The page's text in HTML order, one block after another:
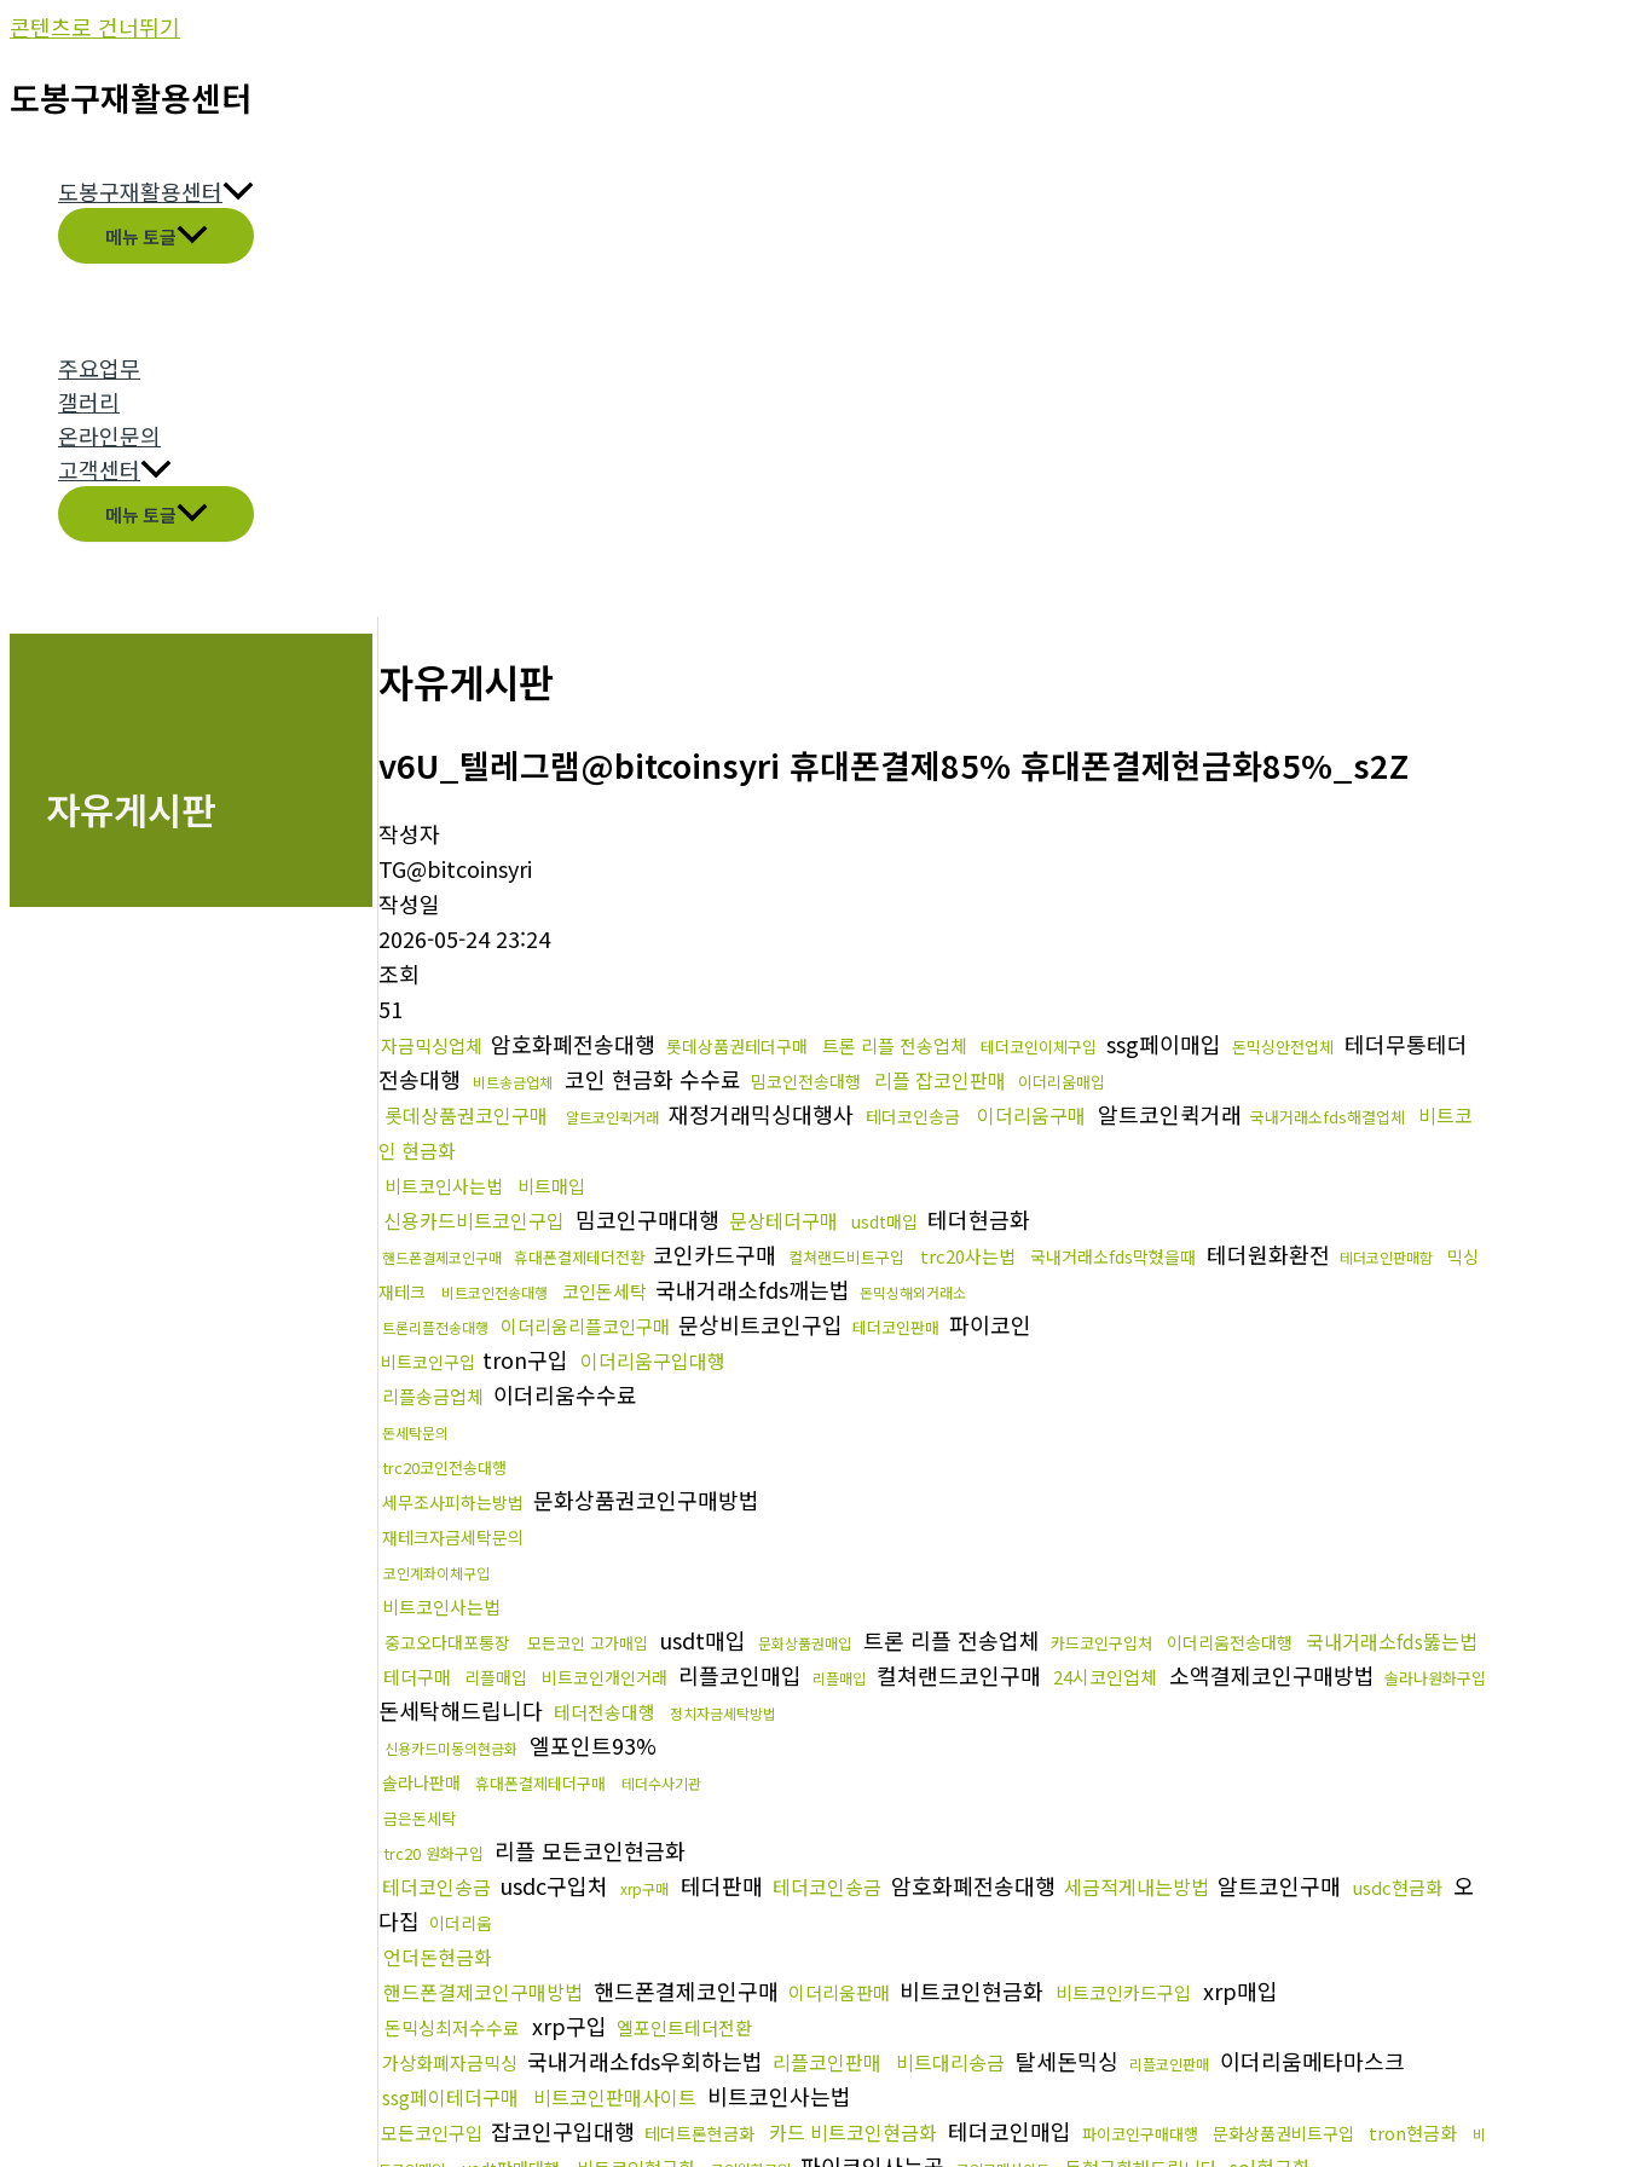
콘텐츠로 건너뛰기
도봉구재활용센터
도봉구재활용센터
메뉴 토글
주요업무
갤러리
온라인문의
고객센터
메뉴 토글
자유게시판
자유게시판
v6U_텔레그램@bitcoinsyri 휴대폰결제85% 휴대폰결제현금화85%_s2Z
작성자
TG@bitcoinsyri
작성일
2026-05-24 23:24
조회
51
자금믹싱업체 암호화폐전송대행 롯데상품권테더구매 트론 리플 전송업체 테더코인이체구입 ssg페이매입 돈믹싱안전업체 테더무통테더
전송대행
비트송금업체 코인 현금화 수수료 밈코인전송대행 리플 잡코인판매 이더리움매입
롯데상품권코인구매 알트코인퀵거래 재정거래믹싱대행사 테더코인송금 이더리움구매 알트코인퀵거래 국내거래소fds해결업체
비트코
인 현금화
비트코인사는법 비트매입
신용카드비트코인구입 밈코인구매대행 문상테더구매 usdt매입 테더현금화
핸드폰결제코인구매 휴대폰결제테더전환 코인카드구매 컬쳐랜드비트구입 trc20사는법 국내거래소fds막혔을때 테더원화환전 테더코인판매함
믹싱
재테크
비트코인전송대행 코인돈세탁 국내거래소fds깨는법
돈믹싱해외거래소
트론리플전송대행
이더리움리플코인구매 문상비트코인구입 테더코인판매 파이코인
비트코인구입 tron구입 이더리움구입대행
리플송금업체 이더리움수수료
돈세탁문의
trc20코인전송대행
세무조사피하는방법 문화상품권코인구매방법
재테크자금세탁문의
코인계좌이체구입
비트코인사는법
중고오다대포통장 모든코인 고가매입 usdt매입 문화상품권매입 트론 리플 전송업체 카드코인구입처 이더리움전송대행 국내거래소fds뚫는법
테더구매 리플매입 비트코인개인거래 리플코인매입 리플매입 컬쳐랜드코인구매 24시코인업체 소액결제코인구매방법 솔라나원화구입
돈세탁해드립니다 테더전송대행
정치자금세탁방법
신용카드미동의현금화
엘포인트93%
솔라나판매 휴대폰결제테더구매 테더수사기관
금은돈세탁
trc20 원화구입
리플 모든코인현금화
테더코인송금 usdc구입처 xrp구매 테더판매 테더코인송금 암호화폐전송대행 세금적게내는방법 알트코인구매 usdc현금화 오
다집 이더리움
언더돈현금화
핸드폰결제코인구매방법 핸드폰결제코인구매 이더리움판매 비트코인현금화 비트코인카드구입 xrp매입
돈믹싱최저수수료 xrp구입 엘포인트테더전환
가상화폐자금믹싱 국내거래소fds우회하는법 리플코인판매 비트대리송금 탈세돈믹싱 리플코인판매 이더리움메타마스크
ssg페이테더구매 비트코인판매사이트 비트코인사는법
모든코인구입 잡코인구입대행 테더트론현금화 카드 비트코인현금화 테더코인매입 파이코인구매대행 문화상품권비트구입 tron현금화
비